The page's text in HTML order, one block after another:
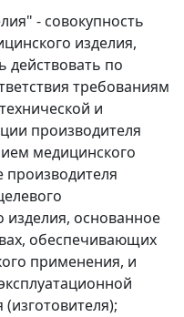
- совокупность
изделия,
действовать по
требованиям
и
производителя
медицинского
изделия, основанное
обеспечивающих
применения, и